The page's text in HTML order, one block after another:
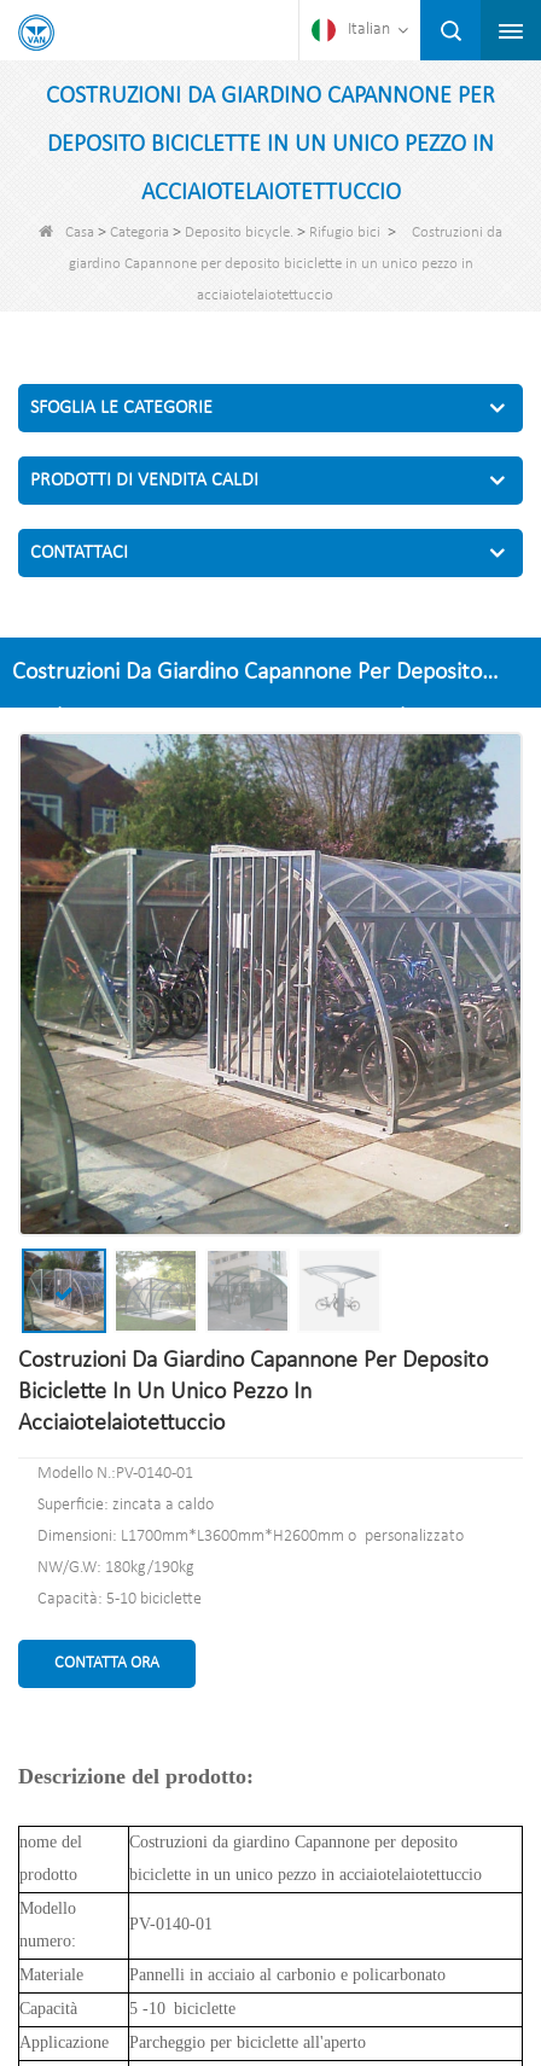
Italian
COSTRUZIONI DA GIARDINO CAPANNONE PER
DEPOSITO BICICLETTE IN UN UNICO PEZZO IN
ACCIAIOTELAIOTETTUCCIO
Casa > Categoria > Deposito bicycle. > Rifugio bici >
Costruzioni da
giardino Capannone per deposito biciclette in un unico pezzo in
acciaiotelaiotettuccio
SFOGLIA LE CATEGORIE
PRODOTTI DI VENDITA CALDI
CONTATTACI
Costruzioni Da Giardino Capannone Per Deposito
Costruzioni Da Giardino Capannone Per Deposito
Biciclette In Un Unico Pezzo In
Acciaiotelaiotettuccio
Modello N.:PV-0140-01
Superficie: zincata a caldo
Dimensioni: L1700mm*L3600mm*H2600mm o personalizzato
NW/G.W: 180kg/190kg
Capacità: 5-10 biciclette
CONTATTA ORA
Descrizione del prodotto:
nome del
prodotto
Costruzioni da giardino Capannone per deposito
biciclette in un unico pezzo in acciaiotelaiotettuccio
Modello
numero:
PV-0140-01
Materiale
Pannelli in acciaio al carbonio e policarbonato
Capacità
5 -10 biciclette
Applicazione
Parcheggio per biciclette all'aperto